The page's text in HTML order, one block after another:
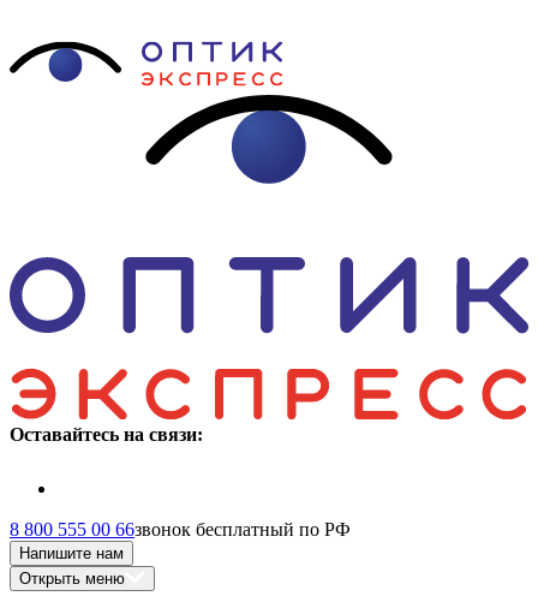
Оставайтесь на связи:
8 800 555 00 66звонок бесплатный по РФ
Напишите нам
Открыть меню